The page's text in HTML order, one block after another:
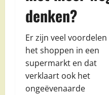
denken?
Er zijn veel voordelen
het shoppen in een
supermarkt en dat
verklaart ook het
ongeëvenaarde